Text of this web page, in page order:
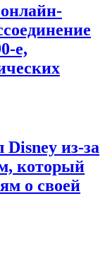
е,
Disney из-за
который
о своей